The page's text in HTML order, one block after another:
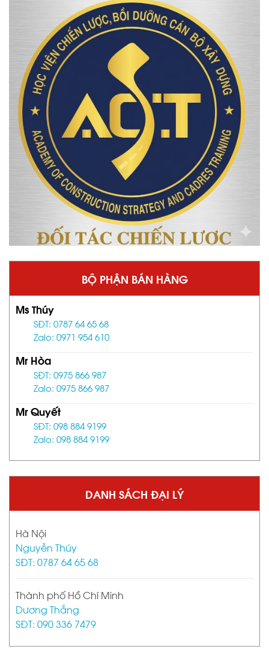
BỘ PHẬN BÁN HÀNG
Ms Thúy
SĐT: 0787 64 65 68
Zalo: 0971 954 610
Mr Hòa
SĐT: 0975 866 987
Zalo: 0975 866 987
Mr Quyết
SĐT: 098 884 9199
Zalo: 098 884 9199
DANH SÁCH ĐẠI LÝ
Hà Nội
Nguyễn Thúy
SĐT: 0787 64 65 68
Thành phố Hồ Chí Minh
Dương Thắng
SĐT: 090 336 7479